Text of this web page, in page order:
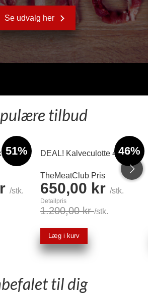
Se udvalg her
tilbud
51%
/stk.
46%
DEAL! Kalveculotte 4kg
TheMeatClub Pris
650,00 kr /stk.
Detailpris
1.200,00 kr/stk.
Læg i kurv
til dig